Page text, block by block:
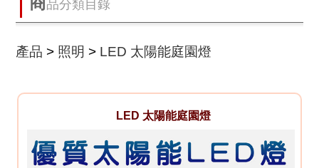
品分類目錄
產品 > 照明 > LED 太陽能庭園燈
LED 太陽能庭園燈